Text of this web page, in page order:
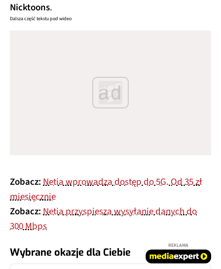
Nicktoons.
Dalsza część tekstu pod wideo
ad
Zobacz:Netia wprowadza dostęp do 5G. Od 35 zł
miesięcznie
Zobacz:Netia przyspiesza wysyłanie danych do
300 Mbps
Wybrane okazje dla Ciebie
REKLAMA